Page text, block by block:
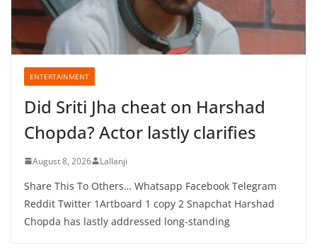
ENTERTAINMENT
Did Sriti Jha cheat on Harshad
Chopda? Actor lastly clarifies
August 8, 2026 Lallanji
Share This To Others… Whatsapp Facebook Telegram
Reddit Twitter 1Artboard 1 copy 2 Snapchat Harshad
Chopda has lastly addressed long-standing